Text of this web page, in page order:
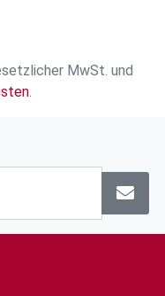
MwSt. und
.